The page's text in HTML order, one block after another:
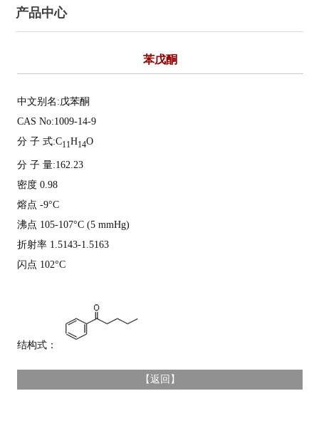
产品中心
苯戊酮
中文别名:戊苯酮
CAS No:1009-14-9
分 子 式:C11H14O
分 子 量:162.23
密度 0.98
熔点 -9°C
沸点 105-107°C (5 mmHg)
折射率 1.5143-1.5163
闪点 102°C
结构式：
【 返回 】